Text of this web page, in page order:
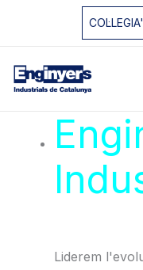
Liderem